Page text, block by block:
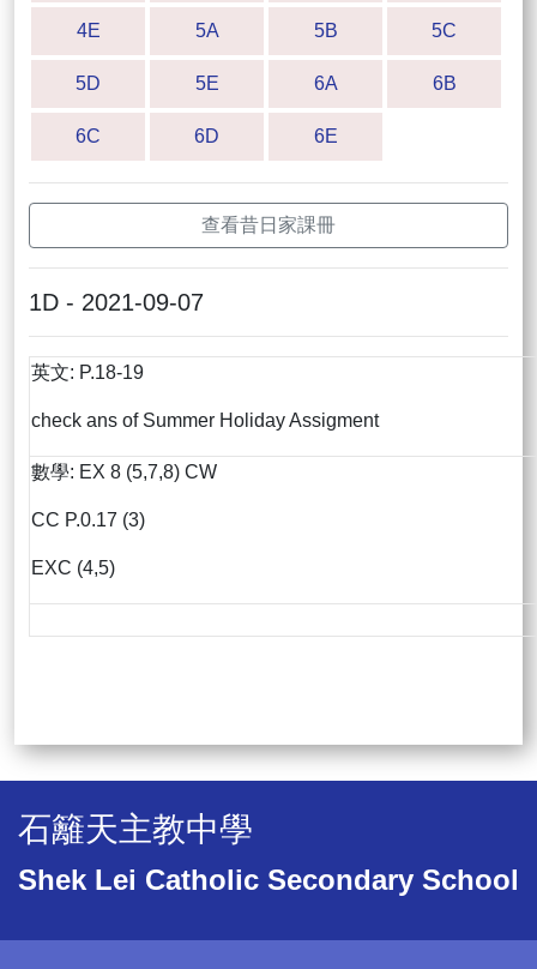
4E 5A 5B 5C
5D 5E 6A 6B
6C 6D 6E
查看昔日家課冊
1D - 2021-09-07
英文: P.18-19
check ans of Summer Holiday Assigment
數學: EX 8 (5,7,8) CW
CC P.0.17 (3)
EXC (4,5)
石籬天主教中學
Shek Lei Catholic Secondary School